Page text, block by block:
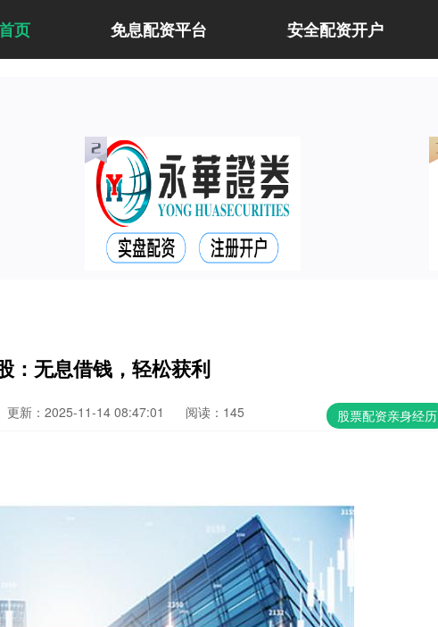
页 免息配资平台 安全配资开户
：无息借钱，轻松获利
股票配资亲身经历
更新：2025-11-14 08:47:01 阅读：145